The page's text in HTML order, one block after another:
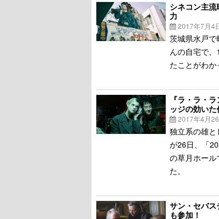
シネコン主
力
2017年7月4
茨城県水戸
んの自宅で
たことがわ
『ラ・ラ・
ッジの効い
2017年4月
独立系の雄
が26日、「
の草月ホー
た。
サン・セバ
も参加！